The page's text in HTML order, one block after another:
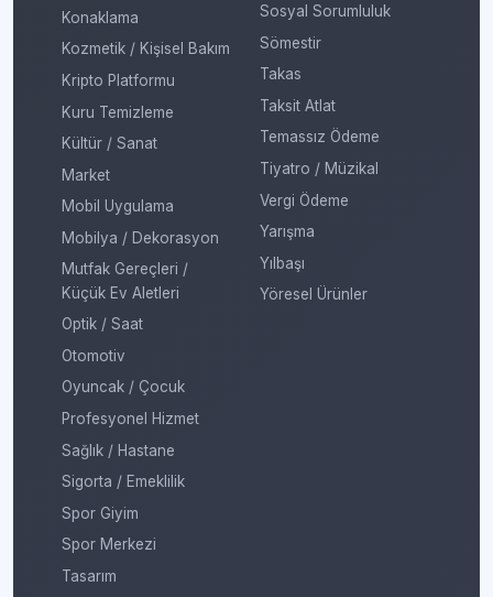
Konaklama
Kozmetik / Kişisel Bakım
Kripto Platformu
Kuru Temizleme
Kültür / Sanat
Market
Mobil Uygulama
Mobilya / Dekorasyon
Mutfak Gereçleri /
Küçük Ev Aletleri
Optik / Saat
Otomotiv
Oyuncak / Çocuk
Profesyonel Hizmet
Sağlık / Hastane
Sigorta / Emeklilik
Spor Giyim
Spor Merkezi
Tasarım
Sosyal Sorumluluk
Sömestir
Takas
Taksit Atlat
Temassız Ödeme
Tiyatro / Müzikal
Vergi Ödeme
Yarışma
Yılbaşı
Yöresel Ürünler